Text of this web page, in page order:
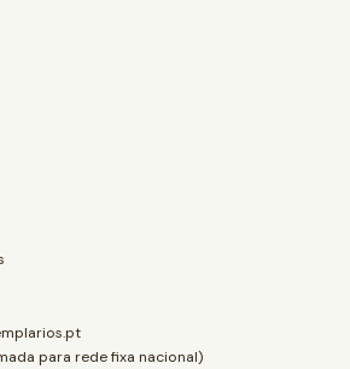
para rede fixa nacional)